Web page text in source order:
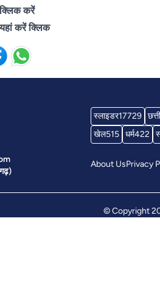
करें
करें क्लिक
स्लाइडर17729
खेल515 धर्म422
About UsPrivacy
© Copyright